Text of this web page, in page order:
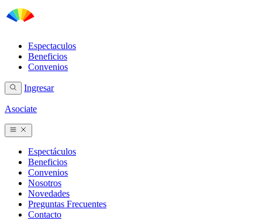
Espectaculos
Beneficios
Convenios
Ingresar
Asociate
Espectáculos
Beneficios
Convenios
Nosotros
Novedades
Preguntas Frecuentes
Contacto